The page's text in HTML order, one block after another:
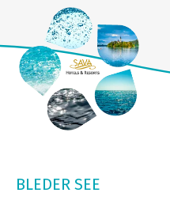
BLEDER SEE